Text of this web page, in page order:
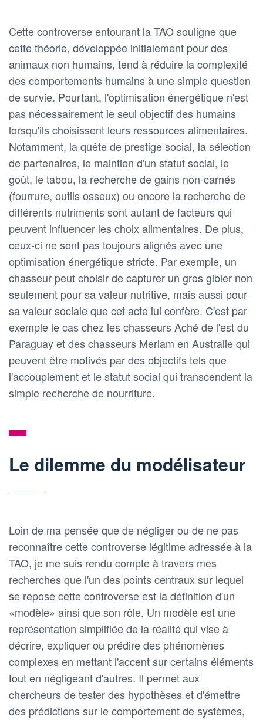
Cette controverse entourant la TAO souligne que
cette théorie, développée initialement pour des
animaux non humains, tend à réduire la complexité
des comportements humains à une simple question
de survie. Pourtant, l'optimisation énergétique n'est
pas nécessairement le seul objectif des humains
lorsqu'ils choisissent leurs ressources alimentaires.
Notamment, la quête de prestige social, la sélection
de partenaires, le maintien d'un statut social, le
goût, le tabou, la recherche de gains non-carnés
(fourrure, outils osseux) ou encore la recherche de
différents nutriments sont autant de facteurs qui
peuvent influencer les choix alimentaires. De plus,
ceux-ci ne sont pas toujours alignés avec une
optimisation énergétique stricte. Par exemple, un
chasseur peut choisir de capturer un gros gibier non
seulement pour sa valeur nutritive, mais aussi pour
sa valeur sociale que cet acte lui confère. C'est par
exemple le cas chez les chasseurs Aché de l'est du
Paraguay et des chasseurs Meriam en Australie qui
peuvent être motivés par des objectifs tels que
l'accouplement et le statut social qui transcendent la
simple recherche de nourriture.
Le dilemme du modélisateur
Loin de ma pensée que de négliger ou de ne pas
reconnaître cette controverse légitime adressée à la
TAO, je me suis rendu compte à travers mes
recherches que l'un des points centraux sur lequel
se repose cette controverse est la définition d'un
«modèle» ainsi que son rôle. Un modèle est une
représentation simplifiée de la réalité qui vise à
décrire, expliquer ou prédire des phénomènes
complexes en mettant l'accent sur certains éléments
tout en négligeant d'autres. Il permet aux
chercheurs de tester des hypothèses et d'émettre
des prédictions sur le comportement de systèmes,